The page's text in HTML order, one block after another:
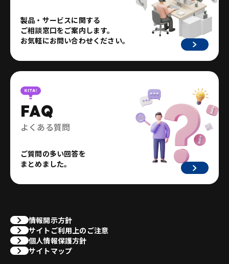
製品・サービスに関する
ご相談窓口をご案内します。
お気軽にお問い合わせください。
FAQ
よくある質問
ご質問の多い回答を
まとめました。
情報開示方針
サイトご利用上のご注意
個人情報保護方針
サイトマップ